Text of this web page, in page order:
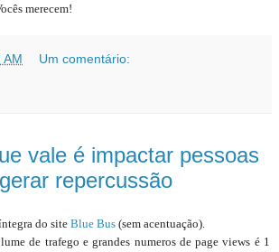
merecem!
AM Um comentário:
vale é impactar pessoas
repercussão
do site Blue Bus (sem acentuação).
de trafego e grandes numeros de page views é 1